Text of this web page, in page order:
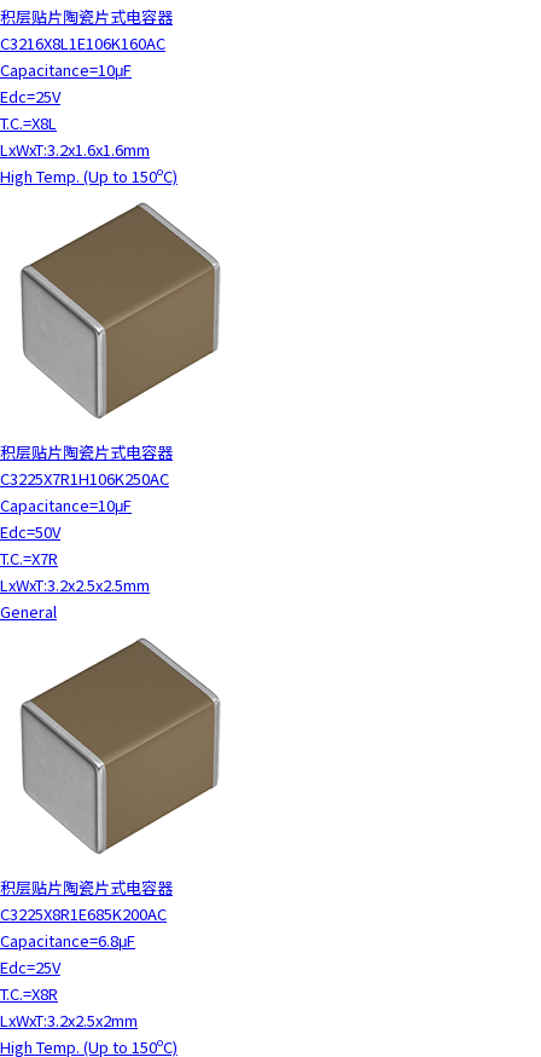
积层贴片陶瓷片式电容器
C3216X8L1E106K160AC
Capacitance=10μF
Edc=25V
T.C.=X8L
LxWxT:3.2x1.6x1.6mm
High Temp. (Up to 150ºC)
积层贴片陶瓷片式电容器
C3225X7R1H106K250AC
Capacitance=10μF
Edc=50V
T.C.=X7R
LxWxT:3.2x2.5x2.5mm
General
积层贴片陶瓷片式电容器
C3225X8R1E685K200AC
Capacitance=6.8μF
Edc=25V
T.C.=X8R
LxWxT:3.2x2.5x2mm
High Temp. (Up to 150ºC)